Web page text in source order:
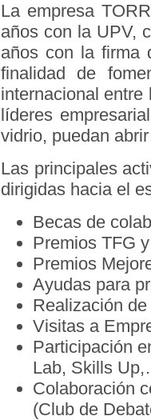
La empresa
años con la UPV,
años con la firma
finalidad de
internacional
líderes
vidrio, puedan
Las principales
dirigidas hacia el
Becas de
Premios TFG
Premios
Ayudas para
Realización
Visitas a
Participación
Lab, Skills
Colaboración
(Club de